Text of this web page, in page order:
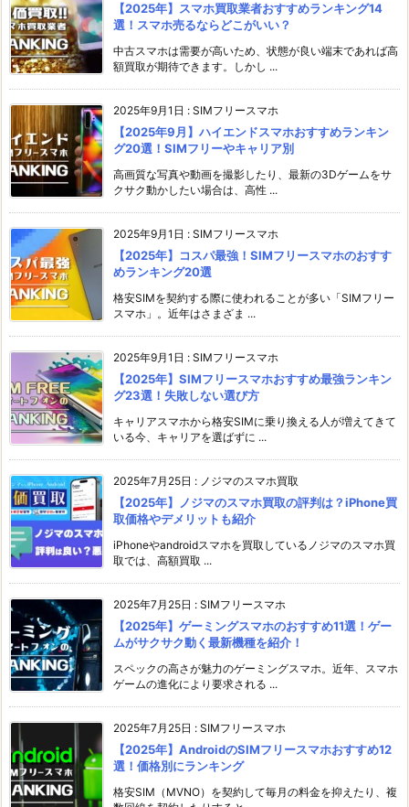
【2025年】スマホ買取業者おすすめランキング14
選！スマホ売るならどこがいい？
中古スマホは需要が高いため、状態が良い端末であれば高
額買取が期待できます。しかし ...
2025年9月1日 : SIMフリースマホ
【2025年9月】ハイエンドスマホおすすめランキン
グ20選！SIMフリーやキャリア別
高画質な写真や動画を撮影したり、最新の3Dゲームをサ
クサク動かしたい場合は、高性 ...
2025年9月1日 : SIMフリースマホ
【2025年】コスパ最強！SIMフリースマホのおすす
めランキング20選
格安SIMを契約する際に使われることが多い「SIMフリー
スマホ」。近年はさまざま ...
2025年9月1日 : SIMフリースマホ
【2025年】SIMフリースマホおすすめ最強ランキン
グ23選！失敗しない選び方
キャリアスマホから格安SIMに乗り換える人が増えてきて
いる今、キャリアを選ばずに ...
2025年7月25日 : ノジマのスマホ買取
【2025年】ノジマのスマホ買取の評判は？iPhone買
取価格やデメリットも紹介
iPhoneやandroidスマホを買取しているノジマのスマホ買
取では、高額買取 ...
2025年7月25日 : SIMフリースマホ
【2025年】ゲーミングスマホのおすすめ11選！ゲー
ムがサクサク動く最新機種を紹介！
スペックの高さが魅力のゲーミングスマホ。近年、スマホ
ゲームの進化により要求される ...
2025年7月25日 : SIMフリースマホ
【2025年】AndroidのSIMフリースマホおすすめ12
選！価格別にランキング
格安SIM（MVNO）を契約して毎月の料金を抑えたり、複